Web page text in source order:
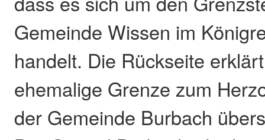
Gemeinde Wissen im
handelt. Die Rückseite
ehemalige Grenze zum
der Gemeinde Burbach